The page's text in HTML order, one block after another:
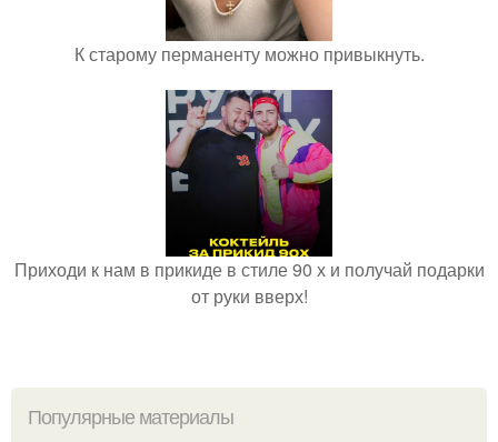
К старому перманенту можно привыкнуть.
Приходи к нам в прикиде в стиле 90 х и получай подарки
от руки вверх!
Популярные материалы